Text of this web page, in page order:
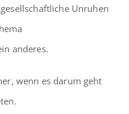
Unruhen
anderes.
wenn es darum geht